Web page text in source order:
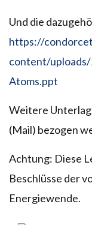
Und die
https://
content/
Atoms.ppt
Weitere
(Mail) bezogen
Achtung: Diese
Beschlüsse der
Energiewende.